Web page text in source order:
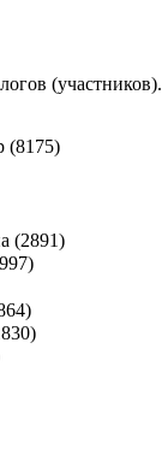
(участников).
(8175)
(2891)